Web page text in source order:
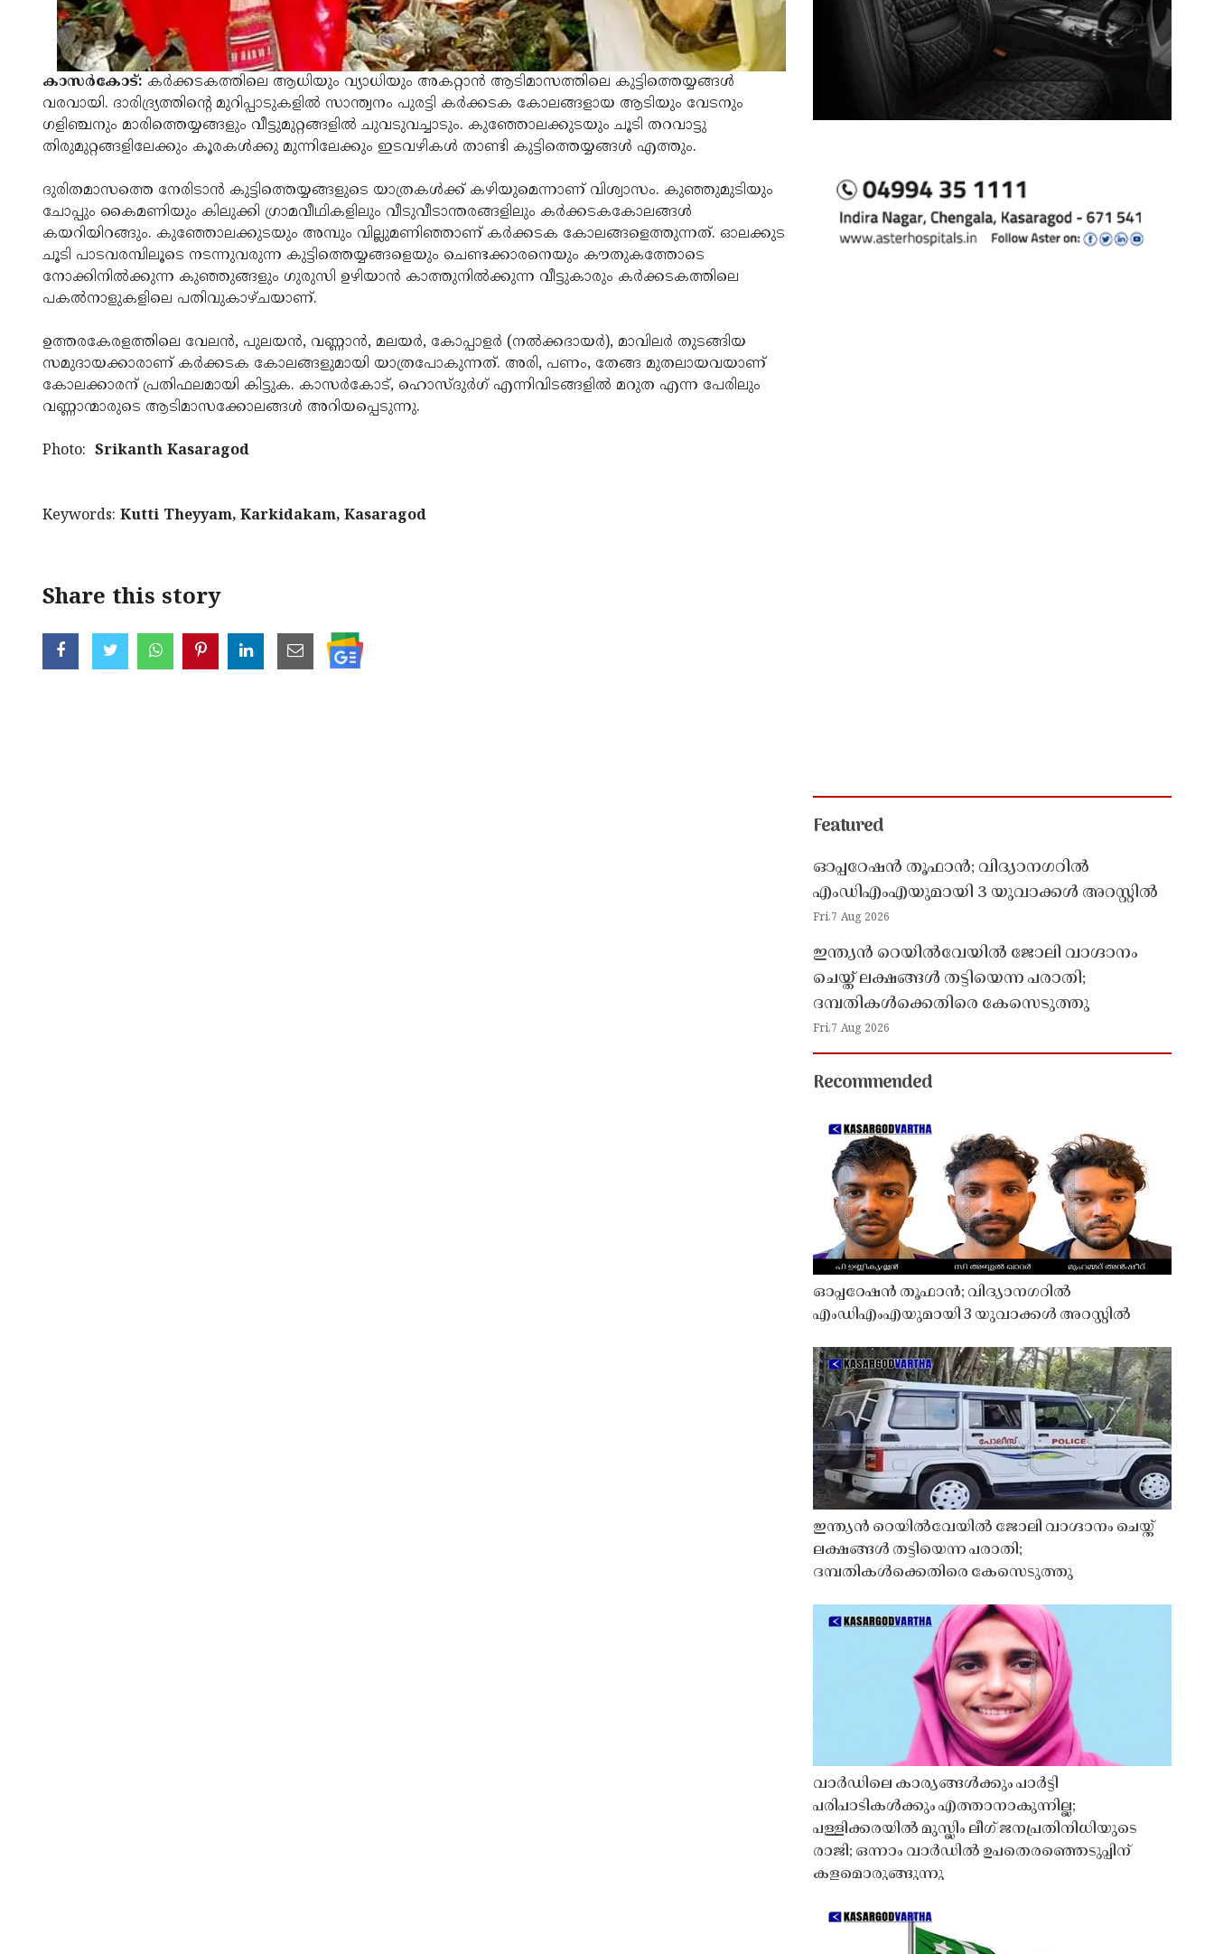
കാസര്‍കോട്: കര്‍ക്കടകത്തിലെ ആധിയും വ്യാധിയും അകറ്റാന്‍ ആടിമാസത്തിലെ കുട്ടിത്തെയ്യങ്ങള്‍
വരവായി. ദാരിദ്ര്യത്തിന്റെ മുറിപ്പാടുകളില്‍ സാന്ത്വനം പുരട്ടി കര്‍ക്കടക കോലങ്ങളായ ആടിയും വേടനും
ഗളിഞ്ചനും മാരിത്തെയ്യങ്ങളും വീട്ടുമുറ്റങ്ങളില്‍ ചുവടുവച്ചാടും. കുഞ്ഞോലക്കുടയും ചൂടി തറവാട്ടു
തിരുമുറ്റങ്ങളിലേക്കും കൂരകള്‍ക്കു മുന്നിലേക്കും ഇടവഴികള്‍ താണ്ടി കുട്ടിത്തെയ്യങ്ങള്‍ എത്തും.
ദുരിതമാസത്തെ നേരിടാന്‍ കുട്ടിത്തെയ്യങ്ങളുടെ യാത്രകള്‍ക്ക് കഴിയുമെന്നാണ് വിശ്വാസം. കുഞ്ഞുമുടിയും
ചോപ്പും കൈമണിയും കിലുക്കി ഗ്രാമവീഥികളിലും വീടുവീടാന്തരങ്ങളിലും കര്‍ക്കടകകോലങ്ങള്‍
കയറിയിറങ്ങും. കുഞ്ഞോലക്കുടയും അമ്പും വില്ലുമണിഞ്ഞാണ് കര്‍ക്കടക കോലങ്ങളെത്തുന്നത്. ഓലക്കുട
ചൂടി പാടവരമ്പിലൂടെ നടന്നുവരുന്ന കുട്ടിത്തെയ്യങ്ങളെയും ചെണ്ടക്കാരനെയും കൗതുകത്തോടെ
നോക്കിനില്‍ക്കുന്ന കുഞ്ഞുങ്ങളും ഗുരുസി ഉഴിയാന്‍ കാത്തുനില്‍ക്കുന്ന വീട്ടുകാരും കര്‍ക്കടകത്തിലെ
പകല്‍നാളുകളിലെ പതിവുകാഴ്ചയാണ്.
ഉത്തരകേരളത്തിലെ വേലന്‍, പുലയന്‍, വണ്ണാന്‍, മലയര്‍, കോപ്പാളര്‍ (നല്‍ക്കദായര്‍), മാവിലര്‍ തുടങ്ങിയ
സമുദായക്കാരാണ് കര്‍ക്കടക കോലങ്ങളുമായി യാത്രപോകുന്നത്. അരി, പണം, തേങ്ങ മുതലായവയാണ്
കോലക്കാരന് പ്രതിഫലമായി കിട്ടുക. കാസര്‍കോട്, ഹൊസ്ദുര്‍ഗ് എന്നിവിടങ്ങളില്‍ മറുത എന്ന പേരിലും
വണ്ണാന്മാരുടെ ആടിമാസക്കോലങ്ങള്‍ അറിയപ്പെടുന്നു.
Photo: Srikanth Kasaragod
Keywords: Kutti Theyyam, Karkidakam, Kasaragod
Share this story
Featured
ഓപ്പറേഷൻ തൂഫാൻ; വിദ്യാനഗറിൽ
എംഡിഎംഎയുമായി 3 യുവാക്കൾ അറസ്റ്റിൽ
Fri,7 Aug 2026
ഇന്ത്യൻ റെയിൽവേയിൽ ജോലി വാഗ്ദാനം
ചെയ്ത് ലക്ഷങ്ങൾ തട്ടിയെന്ന പരാതി;
ദമ്പതികൾക്കെതിരെ കേസെടുത്തു
Fri,7 Aug 2026
Recommended
ഓപ്പറേഷൻ തൂഫാൻ; വിദ്യാനഗറിൽ
എംഡിഎംഎയുമായി 3 യുവാക്കൾ അറസ്റ്റിൽ
ഇന്ത്യൻ റെയിൽവേയിൽ ജോലി വാഗ്ദാനം ചെയ്ത്
ലക്ഷങ്ങൾ തട്ടിയെന്ന പരാതി;
ദമ്പതികൾക്കെതിരെ കേസെടുത്തു
വാർഡിലെ കാര്യങ്ങൾക്കും പാർട്ടി
പരിപാടികൾക്കും എത്താനാകുന്നില്ല;
പള്ളിക്കരയിൽ മുസ്ലിം ലീഗ് ജനപ്രതിനിധിയുടെ
രാജി; ഒന്നാം വാർഡിൽ ഉപതെരഞ്ഞെടുപ്പിന്
കളമൊരുങ്ങുന്നു